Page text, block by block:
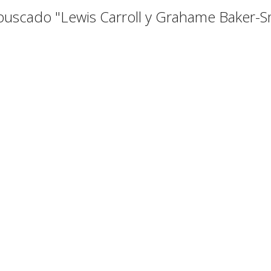
"Lewis Carroll y Grahame Baker-